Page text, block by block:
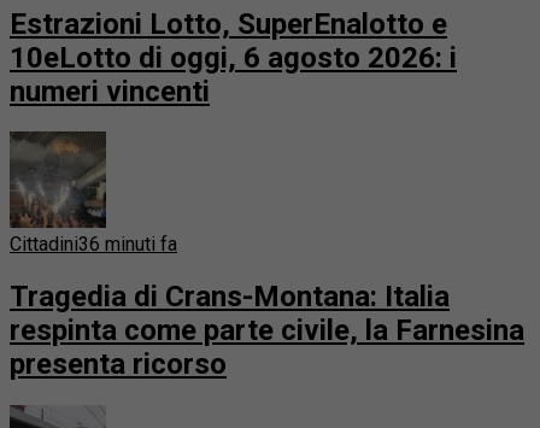
Estrazioni Lotto, SuperEnalotto e
10eLotto di oggi, 6 agosto 2026: i
numeri vincenti
Cittadini36 minuti fa
Tragedia di Crans-Montana: Italia
respinta come parte civile, la Farnesina
presenta ricorso